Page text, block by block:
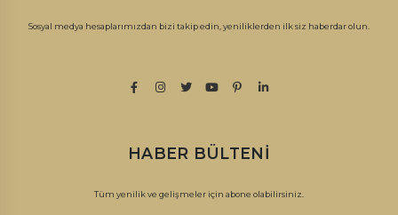
Sosyal medya hesaplarımızdan bizi takip edin, yeniliklerden ilk siz haberdar olun.
HABER BÜLTENI
Tüm yenilik ve gelişmeler için abone olabilirsiniz.